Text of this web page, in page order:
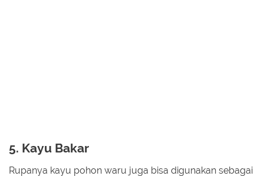
5. Kayu Bakar
Rupanya kayu pohon waru juga bisa digunakan sebagai